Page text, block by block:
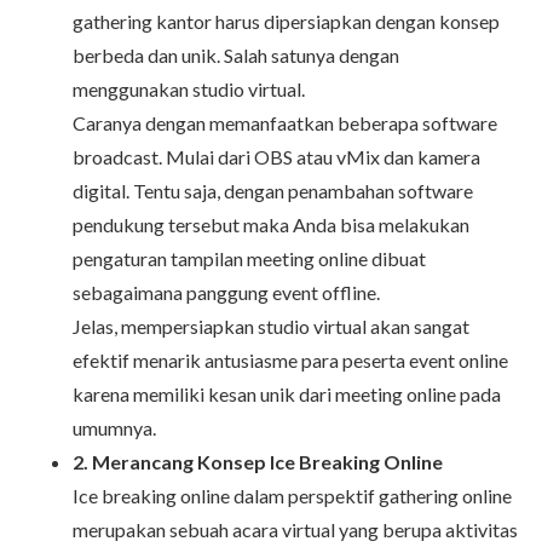
gathering kantor harus dipersiapkan dengan konsep
berbeda dan unik. Salah satunya dengan
menggunakan studio virtual.
Caranya dengan memanfaatkan beberapa software
broadcast. Mulai dari OBS atau vMix dan kamera
digital. Tentu saja, dengan penambahan software
pendukung tersebut maka Anda bisa melakukan
pengaturan tampilan meeting online dibuat
sebagaimana panggung event offline.
Jelas, mempersiapkan studio virtual akan sangat
efektif menarik antusiasme para peserta event online
karena memiliki kesan unik dari meeting online pada
umumnya.
2. Merancang Konsep Ice Breaking Online
Ice breaking online dalam perspektif gathering online
merupakan sebuah acara virtual yang berupa aktivitas